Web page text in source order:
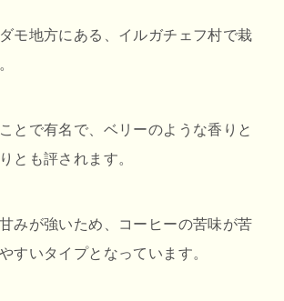
モ地方にある、イルガチェフ村で栽
とで有名で、ベリーのような香りと
とも評されます。
みが強いため、コーヒーの苦味が苦
すいタイプとなっています。